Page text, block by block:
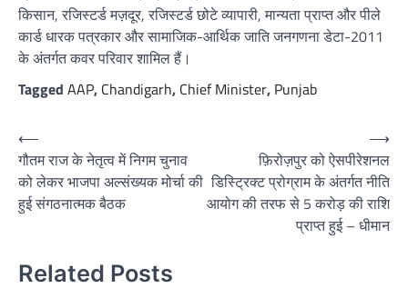
किसान, रजिस्टर्ड मज़दूर, रजिस्टर्ड छोटे व्यापारी, मान्यता प्राप्त और पीले
कार्ड धारक पत्रकार और सामाजिक-आर्थिक जाति जनगणना डेटा-2011
के अंतर्गत कवर परिवार शामिल हैं।
Tagged AAP, Chandigarh, Chief Minister, Punjab
Post
navigation
⟵
गौतम राज के नेतृत्व में निगम चुनाव
को लेकर भाजपा अल्संख्यक मोर्चा की
हुई संगठनात्मक बैठक
फ़िरोज़पुर को ऐसपीरेशनल
डिस्ट्रिक्ट प्रोग्राम के अंतर्गत नीति
आयोग की तरफ से 5 करोड़ की राशि
प्राप्त हुई – धीमान
⟶
Related Posts